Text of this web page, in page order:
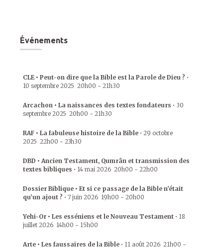
Événements
CLE • Peut-on dire que la Bible est la Parole de Dieu ? •
10 septembre 2025 20h00 - 21h30
Arcachon • La naissances des textes fondateurs • 30
septembre 2025 20h00 - 21h30
RAF • La fabuleuse histoire de la Bible • 29 octobre
2025 22h00 - 23h30
DBD • Ancien Testament, Qumrân et transmission des
textes bibliques • 14 mai 2026 20h00 - 22h00
Dossier Biblique • Et si ce passage de la Bible n’était
qu’un ajout ? • 7 juin 2026 19h00 - 20h00
Yehi-Or • Les esséniens et le Nouveau Testament • 18
juillet 2026 14h00 - 15h00
Arte • Les faussaires de la Bible • 11 août 2026 21h00 -